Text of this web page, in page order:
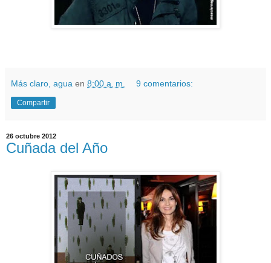
Más claro, agua en 8:00 a. m. 9 comentarios:
Compartir
26 octubre 2012
Cuñada del Año